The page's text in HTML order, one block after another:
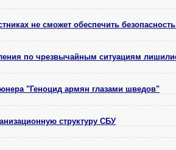
не сможет обеспечить
по чрезвычайным ситуациям
"Геноцид армян глазами шведов"
структуру СБУ